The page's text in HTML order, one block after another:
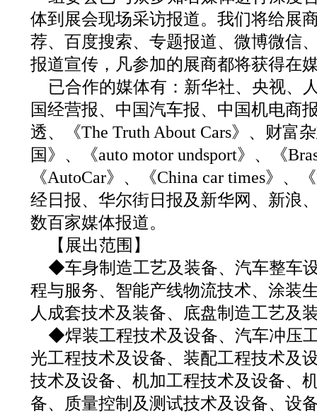
体到展会现场采访报道。我们将给展
荐、百度搜索、专题报道、微博微信
报道宣传，凡参加的展商都将获得在
已合作的媒体有：新华社、央视、
国经营报、中国汽车报、中国机电商
透、《The Truth About Cars》、财富
国》、《auto motor undsport》、《
《AutoCar》、《China car times》、
经日报、华尔街日报及新华网、新浪
数百家媒体报道。
【展出范围】
◆车身制造工艺及装备、汽车整车
程与服务、智能产线物流技术、涂装
人成套技术及装备、底盘制造工艺及
◆焊装工程技术及设备、汽车冲压
光工程技术及设备、装配工程技术及
技术及设备、机加工程技术及设备、
备、质量控制及测试技术及设备、设